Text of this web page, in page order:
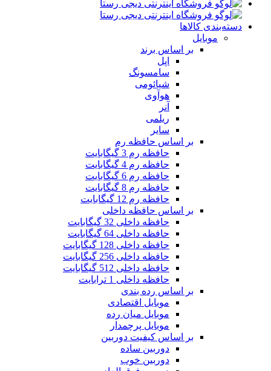
دسته‌بندی کالاها
موبایل
بر اساس برند
اپل
سامسونگ
شیائومی
هوآوی
آنر
ریلمی
سایر
بر اساس حافظه رم
حافظه رم 3 گیگابایت
حافظه رم 4 گیگابایت
حافظه رم 6 گیگابایت
حافظه رم 8 گیگابایت
حافظه رم 12 گیگابایت
بر اساس حافظه داخلی
حافظه داخلی 32 گیگابایت
حافظه داخلی 64 گیگابایت
حافظه داخلی 128 گیگابایت
حافظه داخلی 256 گیگابایت
حافظه داخلی 512 گیگابایت
حافظه داخلی 1 ترابایت
بر اساس رده بندی
موبایل اقتصادی
موبایل میان رده
موبایل پرچمدار
بر اساس کیفیت دوربین
دوربین ساده
دوربین خوب